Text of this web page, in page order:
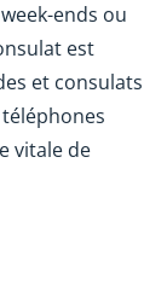
ends ou
est
et consulats
vitale de